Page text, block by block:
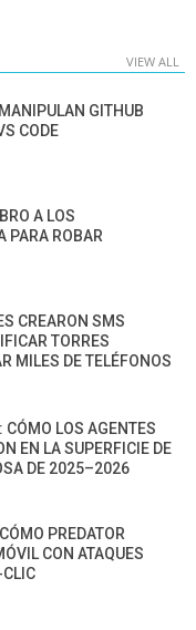
VIEW ALL
GITHUB
CODE
A LOS
PARA ROBAR
CREARON SMS
TORRES
MILES DE TELÉFONOS
CÓMO LOS AGENTES
EN LA SUPERFICIE DE
DE 2025–2026
PREDATOR
CON ATAQUES